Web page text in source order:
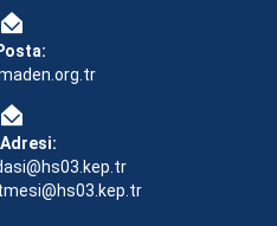
Adresi: